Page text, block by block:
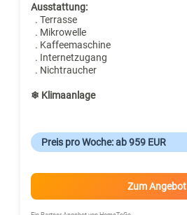
Ausstattung:
. Terrasse
. Mikrowelle
. Kaffeemaschine
. Internetzugang
. Nichtraucher
❄ Klimaanlage
Preis pro Woche: ab 959 EUR
Zum Angebot